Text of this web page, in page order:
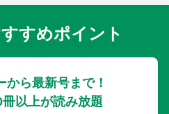
線〕イラン戦争 検証と総括 な
４ 鈴木英敬の明るさ 前三重県
る」を信条とする好漢＝森功
へ
年目のビートルズ…
すめポイント
から最新号まで！
以上が読み放題